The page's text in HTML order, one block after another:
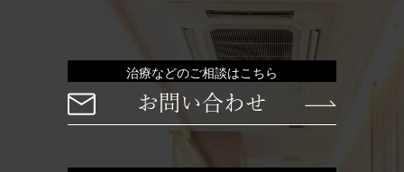
治療などのご相談はこちら
お問い合わせ